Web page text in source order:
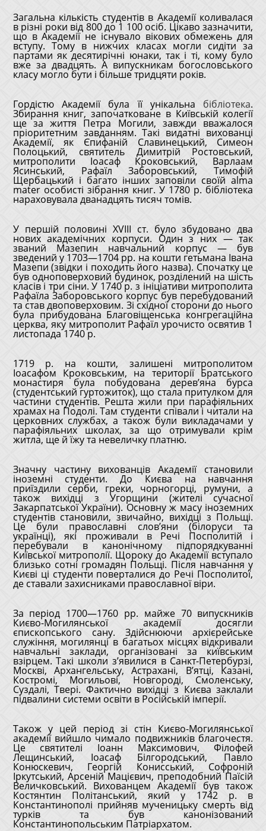
Загальна кількість студентів в Академії коливалася
в різні роки від 800 до 1 100 осіб. Цікаво зазначити,
що в Академії не існувало вікових обмежень для
вступу. Тому в нижчих класах могли сидіти за
партами як десятирічні юнаки, так і ті, кому було
вже за двадцять. А випускникам богословського
класу могло бути і більше тридцяти років.
Гордістю Академії була її унікальна бібліотека.
Збирання книг, започатковане в Київській колегії
ще за життя Петра Могили, завжди вважалося
пріоритетним завданням. Такі видатні вихованці
Академії, як Єпифаній Славинецький, Симеон
Полоцький, святитель Димитрій Ростовський,
митрополити Іоасаф Кроковський, Варлаам
Ясинський, Рафаїл Заборовський, Тимофій
Щербацький і багато інших заповіли своїй alma
mater особисті зібрання книг. У 1780 р. бібліотека
нараховувала дванадцять тисяч томів.
У першій половині XVIII ст. було збудовано два
нових академічних корпуси. Один з них ― так
званий Мазепин навчальний корпус ― був
зведений у 1703—1704 рр. на кошти гетьмана Івана
Мазепи (звідки і походить його назва). Спочатку це
був одноповерховий будинок, розділений на шість
класів і три сіни. У 1740 р. з ініціативи митрополита
Рафаїла Заборовського корпус був перебудований
та став двоповерховим. Зі східної сторони до нього
була прибудована Благовіщенська конгрегаційна
церква, яку митрополит Рафаїл урочисто освятив 1
листопада 1740 р.
1719 р. на кошти, залишені митрополитом
Іоасафом Кроковським, на території Братського
монастиря була побудована дерев’яна бурса
(студентський гуртожиток), що стала притулком для
частини студентів. Решта жили при парафіяльних
храмах на Подолі. Там студенти співали і читали на
церковних службах, а також були викладачами у
парафіяльних школах, за що отримували крім
житла, ще й їжу та невеличку платню.
Значну частину вихованців Академії становили
іноземні студенти. До Києва на навчання
приїздили серби, греки, чорногорці, румуни, а
також вихідці з Угорщини (жителі сучасної
Закарпатської України). Основну ж масу іноземних
студентів становили, звичайно, вихідці з Польщі.
Це були православні слов’яни (білоруси та
українці), які проживали в Речі Посполитій і
перебували в канонічному підпорядкуванні
Київської митрополії. Щороку до Академії вступало
близько сотні громадян Польщі. Після навчання у
Києві ці студенти поверталися до Речі Посполитої,
де ставали захисниками православної віри.
За період 1700—1760 рр. майже 70 випускників
Києво-Могилянської академії досягли
єпископського сану. Здійснюючи архієрейське
служіння, могилянці в багатьох місцях відкривали
навчальні заклади, організовані за київським
взірцем. Такі школи з’явилися в Санкт-Петербурзі,
Москві, Архангельську, Астрахані, В’ятці, Казані,
Костромі, Могильові, Новгороді, Смоленську,
Суздалі, Твері. Фактично вихідці з Києва заклали
підвалини системи освіти в Російській імперії.
Також у цей період зі стін Києво-Могилянської
академії вийшло чимало подвижників благочестя.
Це святителі Іоанн Максимович, Філофей
Лещинський, Іоасаф Білгородський, Павло
Конюскевич, Георгій Конисський, Софроній
Іркутський, Арсеній Мацієвич, преподобний Паїсій
Величковський. Вихованцем Академії був також
Костянтин Політанський, який у 1742 р. в
Константинополі прийняв мученицьку смерть від
турків та був канонізований
Константинопольським Патріархатом.